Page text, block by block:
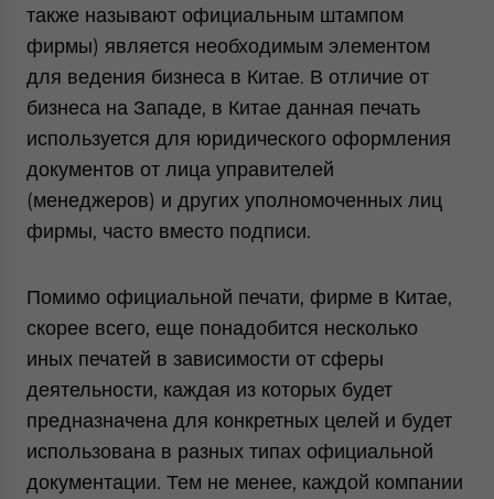
также называют официальным штампом
фирмы) является необходимым элементом
для ведения бизнеса в Китае. В отличие от
бизнеса на Западе, в Китае данная печать
используется для юридического оформления
документов от лица управителей
(менеджеров) и других уполномоченных лиц
фирмы, часто вместо подписи.
Помимо официальной печати, фирме в Китае,
скорее всего, еще понадобится несколько
иных печатей в зависимости от сферы
деятельности, каждая из которых будет
предназначена для конкретных целей и будет
использована в разных типах официальной
документации. Тем не менее, каждой компании